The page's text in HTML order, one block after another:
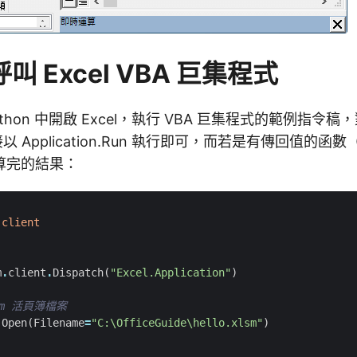
Excel VBA 巨集程式
中開啟 Excel，執行 VBA 巨集程式的範例指令稿
Application.Run 執行即可，而若是有傳回值的函數
的結果：
.client .Dispatch( "Excel.Application")
頁簿檔案
Open(Filename="C:\OfficeGuide\hello.xlsm")